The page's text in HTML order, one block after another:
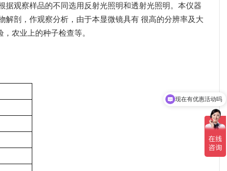
观察样品的不同选用反射光照明和透射光照明。本仪器
剖，作观察分析，由于本显微镜具有 很高的分辨率及大
农业上的种子检查等。
现在有优惠活动吗